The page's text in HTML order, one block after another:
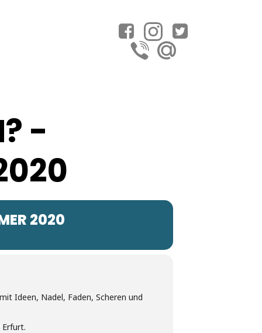
-
2020
Ideen, Nadel, Faden, Scheren und